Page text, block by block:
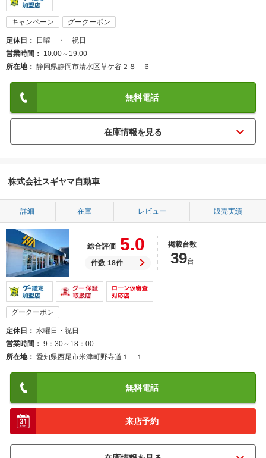
キャンペーン グークーポン
定休日
日曜 ・ 祝日
営業時間
10:00～19:00
所在地
静岡県静岡市清水区草ケ谷２８－６
無料電話
株式会社スギヤマ自動車
詳細 在庫 レビュー 販売実績
総合評価 5.0
件数 18件
掲載台数
39台
グークーポン
定休日
水曜日・祝日
営業時間
9：30～18：00
所在地
愛知県西尾市米津町野寺道１－１
無料電話
来店予約